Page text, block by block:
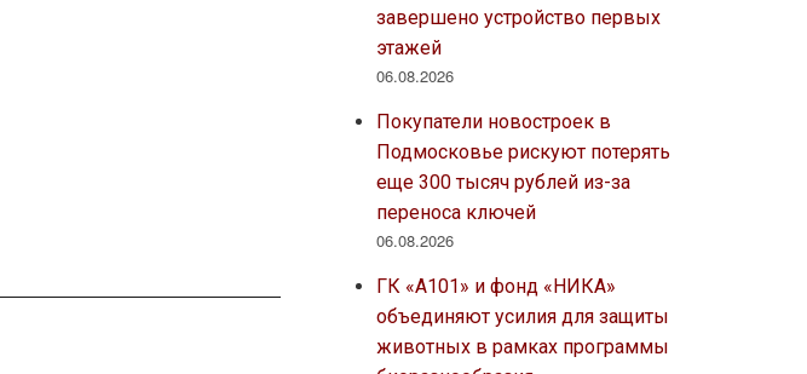
завершено устройство первых
этажей
06.08.2026
Покупатели новостроек в
Подмосковье рискуют потерять
еще 300 тысяч рублей из-за
переноса ключей
06.08.2026
ГК «А101» и фонд «НИКА»
объединяют усилия для защиты
животных в рамках программы